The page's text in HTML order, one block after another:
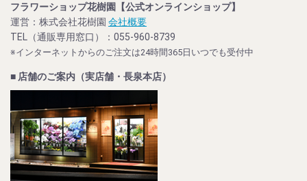
フラワーショップ花樹園【公式オンラインショップ】
運営：株式会社花樹園 会社概要
TEL（通販専用窓口）：055-960-8739
※インターネットからのご注文は24時間365日いつでも受付中
■ 店舗のご案内（実店舗・長泉本店）